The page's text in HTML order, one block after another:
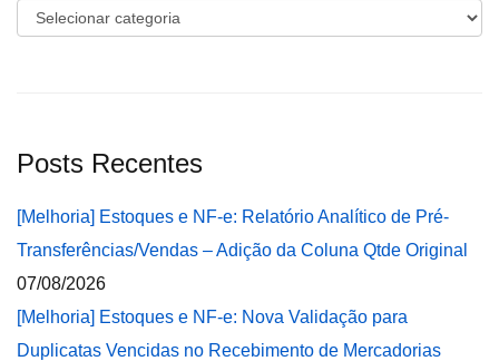
Categorias
Posts Recentes
[Melhoria] Estoques e NF-e: Relatório Analítico de Pré-
Transferências/Vendas – Adição da Coluna Qtde Original
07/08/2026
[Melhoria] Estoques e NF-e: Nova Validação para
Duplicatas Vencidas no Recebimento de Mercadorias